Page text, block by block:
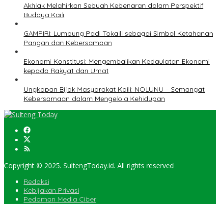
Akhlak Melahirkan Sebuah Kebenaran dalam Perspektif
Budaya Kaili
GAMPIRI: Lumbung Padi Tokaili sebagai Simbol Ketahanan
Pangan dan Kebersamaan
Ekonomi Konstitusi: Mengembalikan Kedaulatan Ekonomi
kepada Rakyat dan Umat
Ungkapan Bijak Masyarakat Kaili: NOLUNU – Semangat
Kebersamaan dalam Mengelola Kehidupan
Copyright © 2025. SultengToday.id. All rights reserved
Redaksi
Kebijakan Privasi
Pedoman Media Ciber